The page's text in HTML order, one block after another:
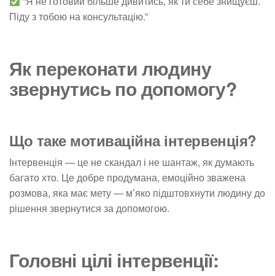
Піду з тобою на консультацію.”
Як переконати людину
звернутись по допомогу?
Що таке мотиваційна інтервенція?
Інтервенція — це не скандал і не шантаж, як думають
багато хто. Це добре продумана, емоційно зважена
розмова, яка має мету — м’яко підштовхнути людину до
рішення звернутися за допомогою.
Головні цілі інтервенції: